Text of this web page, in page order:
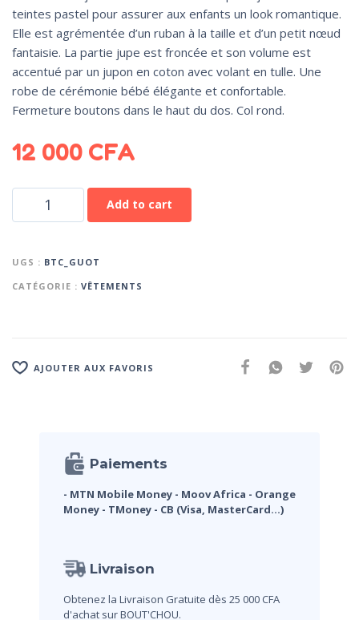
teintes pastel pour assurer aux enfants un look romantique.
Elle est agrémentée d’un ruban à la taille et d’un petit nœud
fantaisie. La partie jupe est froncée et son volume est
accentué par un jupon en coton avec volant en tulle. Une
robe de cérémonie bébé élégante et confortable.
Fermeture boutons dans le haut du dos. Col rond.
12 000 CFA
Add to cart
UGS : BTC_GUOT
CATÉGORIE : VÊTEMENTS
AJOUTER AUX FAVORIS
Paiements
- MTN Mobile Money - Moov Africa - Orange
Money - TMoney - CB (Visa, MasterCard...)
Livraison
Obtenez la Livraison Gratuite dès 25 000 CFA
d'achat sur BOUT'CHOU.